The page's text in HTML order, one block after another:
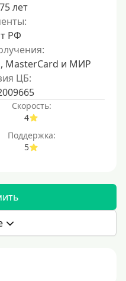
лет
РФ
MasterCard и МИР
ЦБ:
Скорость:
4
Поддержка:
5